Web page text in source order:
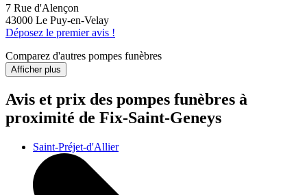
7 Rue d'Alençon
43000 Le Puy-en-Velay
Déposez le premier avis !
Comparez d'autres pompes funèbres
Afficher plus
Avis et prix des pompes funèbres à
proximité de Fix-Saint-Geneys
Saint-Préjet-d'Allier